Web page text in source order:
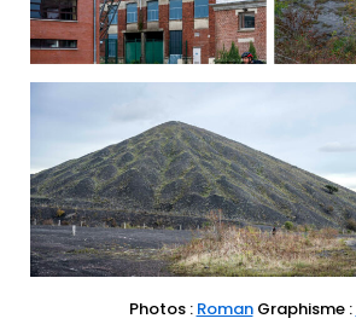
Photos : RomanGraphisme :